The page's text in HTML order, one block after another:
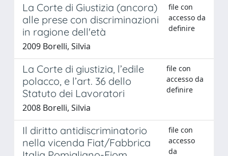
La Corte di Giustizia (ancora)
alle prese con discriminazioni
in ragione dell'età
file con
accesso da
definire
2009 Borelli, Silvia
La Corte di giustizia, l’edile
polacco, e l’art. 36 dello
Statuto dei Lavoratori
file con
accesso da
definire
2008 Borelli, Silvia
Il diritto antidiscriminatorio
nella vicenda Fiat/Fabbrica
file con
accesso
da